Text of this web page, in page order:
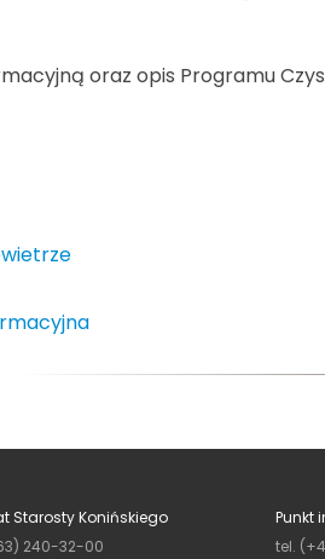
oraz opis Programu
Starosty Konińskiego
240-32-00
Punkt
tel.